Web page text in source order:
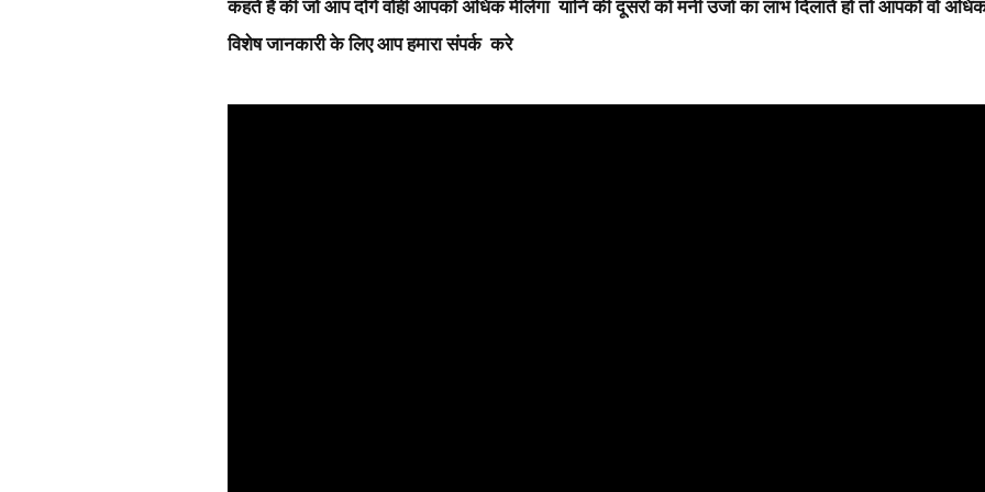
कहते है की जो आप दोगे वोही आपको अधिक मीलेगा यानि की दूसरो को मनी उर्जा का लाभ दिलाते हो तो आपको वो
विशेष जानकारी के लिए आप हमारा संपर्क करे